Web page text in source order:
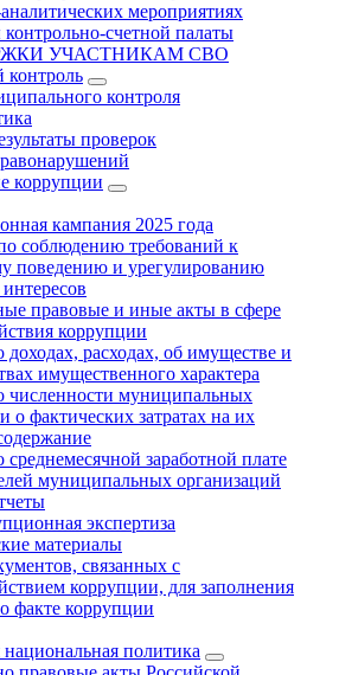
мероприятиях
счетной палаты
УЧАСТНИКАМ СВО
контроля
проверок
коррупции
кампания 2025 года
соблюдению требований к
поведению и урегулированию
правовые и иные акты в сфере
коррупции
доходах, расходах, об имуществе и
имущественного характера
численности муниципальных
о фактических затратах на их
среднемесячной заработной плате
муниципальных организаций
экспертиза
материалы
связанных с
коррупции, для заполнения
факте коррупции
национальная политика